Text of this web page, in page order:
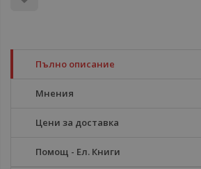
Пълно описание
Мнения
Цени за доставка
Помощ - Ел. Книги